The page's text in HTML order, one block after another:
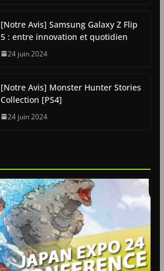
[Notre Avis] Samsung Galaxy Z Flip
5 : entre innovation et quotidien
24 juin 2024
[Notre Avis] Monster Hunter Stories
Collection [PS4]
24 juin 2024